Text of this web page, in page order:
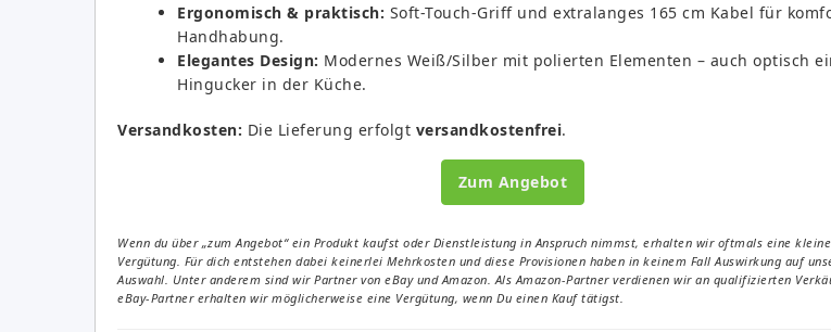
Ergonomisch & praktisch: Soft-Touch-Griff und extralanges 165 cm Kabel für
Handhabung.
Elegantes Design: Modernes Weiß/Silber mit polierten Elementen – auch optisch
Hingucker in der Küche.
Versandkosten: Die Lieferung erfolgt versandkostenfrei.
Zum Angebot
Wenn du über „zum Angebot“ ein Produkt kaufst oder Dienstleistung in Anspruch nimmst, erhalten wir oftmals eine
Vergütung. Für dich entstehen dabei keinerlei Mehrkosten und diese Provisionen haben in keinem Fall Auswirkung auf
Auswahl. Unter anderem sind wir Partner von eBay und Amazon. Als Amazon-Partner verdienen wir an qualifizierten
eBay-Partner erhalten wir möglicherweise eine Vergütung, wenn Du einen Kauf tätigst.